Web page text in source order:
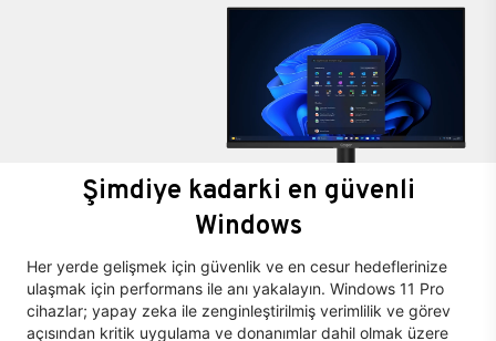
Şimdiye kadarki en güvenli
Windows
Her yerde gelişmek için güvenlik ve en cesur hedeflerinize
ulaşmak için performans ile anı yakalayın. Windows 11 Pro
cihazlar; yapay zeka ile zenginleştirilmiş verimlilik ve görev
açısından kritik uygulama ve donanımlar dahil olmak üzere